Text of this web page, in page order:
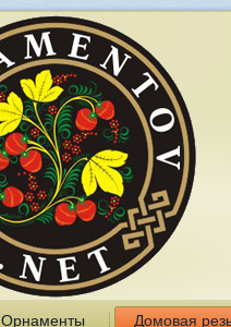
Орнаменты Домовая